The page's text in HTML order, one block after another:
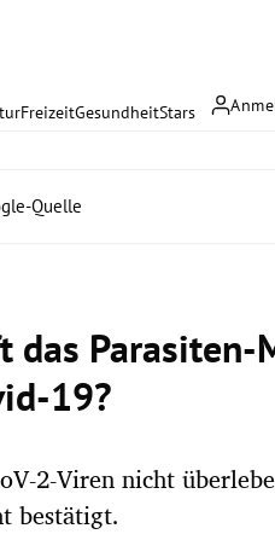
FreizeitGesundheitStars
Quelle
das
19?
2-Viren nicht
bestätigt.